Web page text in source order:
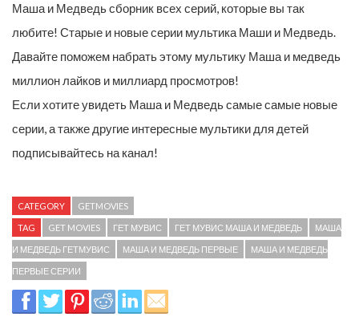
Маша и Медведь сборник всех серий, которые вы так
любите! Старые и новые серии мультика Маши и Медведь.
Давайте поможем набрать этому мультику Маша и медведь
миллион лайков и миллиард просмотров!
Если хотите увидеть Маша и Медведь самые самые новые
серии, а также другие интересные мультики для детей
подписывайтесь на канал!
CATEGORY GETMOVIES
TAG GET MOVIES ГЕТ МУВИС ГЕТ МУВИС МАША И МЕДВЕДЬ МАША
И МЕДВЕДЬ ГЕТМУВИС МАША И МЕДВЕДЬ ПЕРВЫЕ МАША И МЕДВЕДЬ
ПЕРВЫЕ СЕРИИ